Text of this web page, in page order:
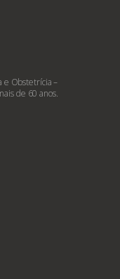
e Obstetrícia –
de 60 anos.